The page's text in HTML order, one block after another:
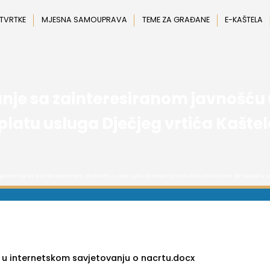
MJESNA SAMOUPRAVA TEME ZA GRAĐANE E-KAŠTELA
internetskom savjetovanju o nacrtu.docx